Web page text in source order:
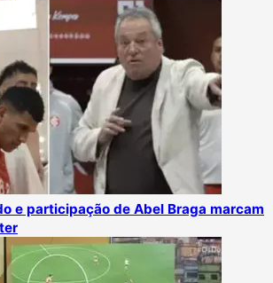
e participação de Abel Braga marcam